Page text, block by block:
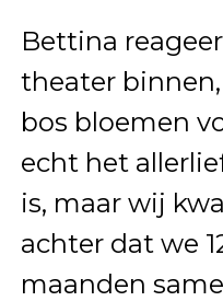
Bettina
theater binnen,
bos bloemen
echt het
is, maar wij
achter dat we
maanden